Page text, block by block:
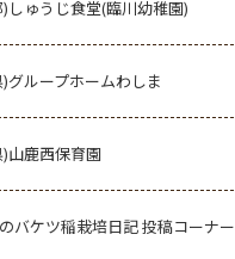
しゅうじ食堂(臨川幼稚園)
グループホームわしま
山鹿西保育園
バケツ稲栽培日記 投稿コーナー